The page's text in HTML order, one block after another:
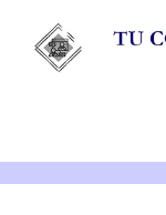
contenido